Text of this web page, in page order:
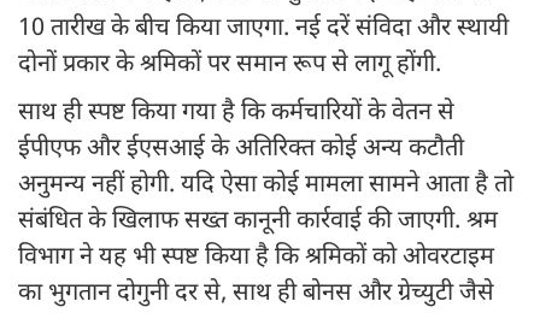
10 तारीख के बीच किया जाएगा. नई दरें संविदा और स्थायी
दोनों प्रकार के श्रमिकों पर समान रूप से लागू होंगी.
साथ ही स्पष्ट किया गया है कि कर्मचारियों के वेतन से
ईपीएफ और ईएसआई के अतिरिक्त कोई अन्य कटौती
अनुमन्य नहीं होगी. यदि ऐसा कोई मामला सामने आता है तो
संबंधित के खिलाफ सख्त कानूनी कार्रवाई की जाएगी. श्रम
विभाग ने यह भी स्पष्ट किया है कि श्रमिकों को ओवरटाइम
का भुगतान दोगुनी दर से, साथ ही बोनस और ग्रेच्युटी जैसे